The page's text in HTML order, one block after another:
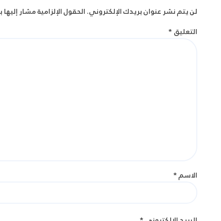
لن يتم نشر عنوان بريدك الإلكتروني.الحقول الإلزامية مشار إليها
التعليق*
الاسم*